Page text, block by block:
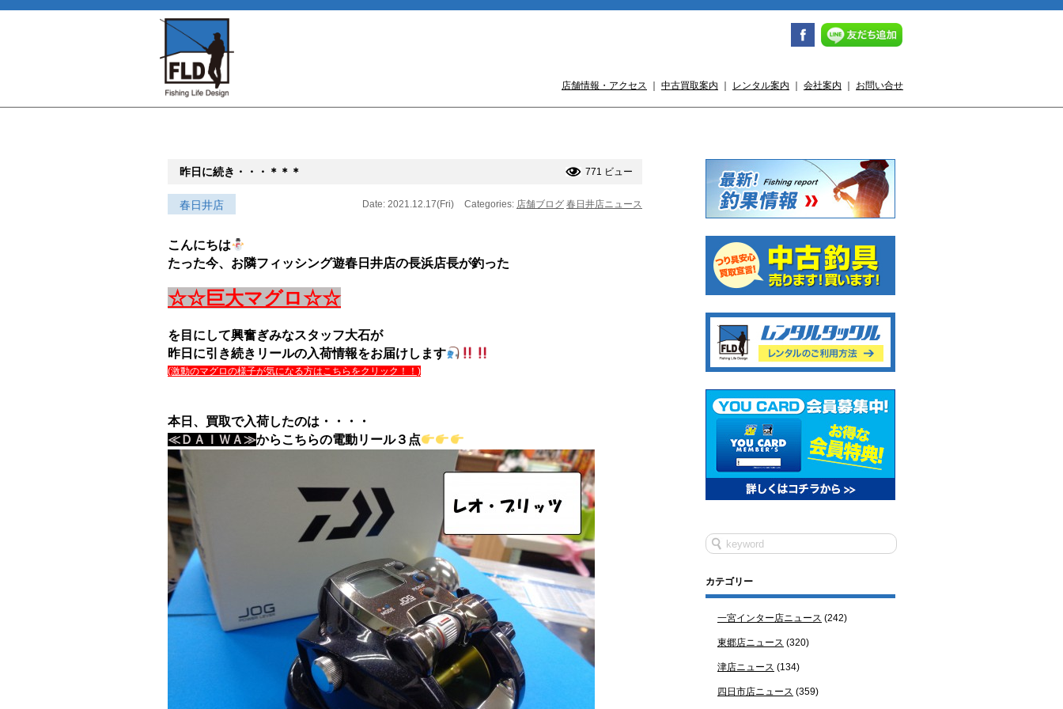
店舗情報・アクセス 中古買取案内 レンタル案内 会社案内 お問い合せ
昨日に続き・・・＊＊＊ 771 ビュー
春日井店 Date: 2021.12.17(Fri) Categories: 店舗ブログ 春日井店ニュース
こんにちは
たった今、お隣フィッシング遊春日井店の長浜店長が釣った
☆☆巨大マグロ☆☆
を目にして興奮ぎみなスタッフ大石が
昨日に引き続きリールの入荷情報をお届けします
(激動のマグロの様子が気になる方はこちらをクリック！！)
本日、買取で入荷したのは・・・・
≪ＤＡＩＷＡ≫からこちらの電動リール３点
カテゴリー
一宮インター店ニュース (242)
東郷店ニュース (320)
津店ニュース (134)
四日市店ニュース (359)